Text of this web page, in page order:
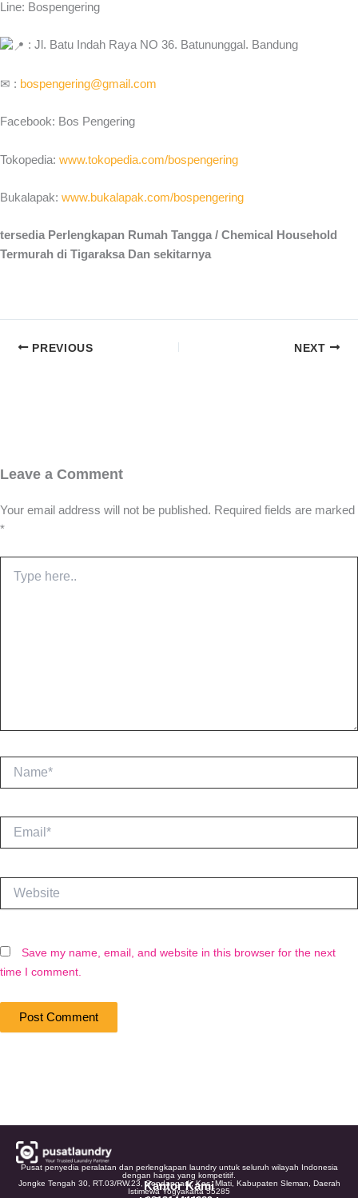
Line: Bospengering
: Jl. Batu Indah Raya NO 36. Batununggal. Bandung
✉ : bospengering@gmail.com
Facebook: Bos Pengering
Tokopedia: www.tokopedia.com/bospengering
Bukalapak: www.bukalapak.com/bospengering
tersedia Perlengkapan Rumah Tangga / Chemical Household
Termurah di Tigaraksa Dan sekitarnya
PREVIOUS NEXT
Leave a Comment
Your email address will not be published. Required fields are marked
*
here..
Save my name, email, and website in this browser for the next
time I comment.
Pusat penyedia peralatan dan perlengkapan laundry untuk seluruh wilayah Indonesia
dengan harga yang kompetitif.
Kantor Kami
Jongke Tengah 30, RT.03/RW.23, Sendangadi, Kec. Mlati, Kabupaten Sleman, Daerah
Istimewa Yogyakarta 55285